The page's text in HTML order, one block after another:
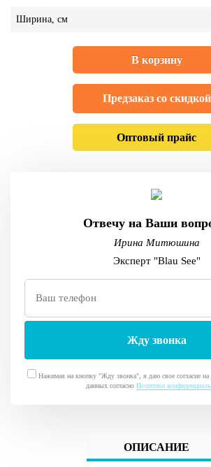
Ширина, см
В корзину
Предзаказ со скидкой
Оптовый прайс
Отвечу на Ваши
Ирина Митюшина
Эксперт "Blau See"
Нажимая на кнопку "Жду звонка", я даю свое согласие
данных согласно Политики
ОПИСАНИЕ